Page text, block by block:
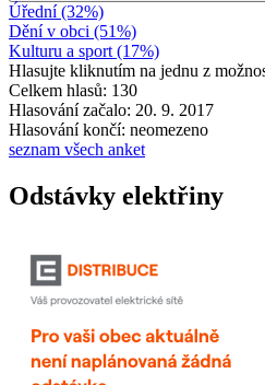
Úřední (32%)
Dění v obci (51%)
Kulturu a sport (17%)
Hlasujte kliknutím na jednu z
Celkem hlasů: 130
Hlasování začalo: 20. 9. 2017
Hlasování končí: neomezeno
seznam všech anket
Odstávky elektřiny